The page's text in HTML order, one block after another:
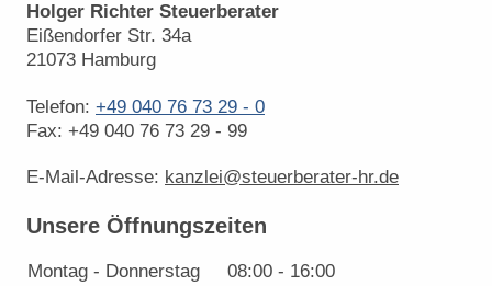
Holger Richter Steuerberater
Eißendorfer Str. 34a
21073 Hamburg
Telefon: +49 040 76 73 29 - 0
Fax: +49 040 76 73 29 - 99
E-Mail-Adresse: kanzlei@steuerberater-hr.de
Unsere Öffnungszeiten
Montag - Donnerstag 08:00 - 16:00